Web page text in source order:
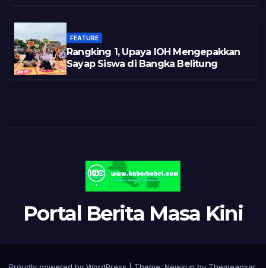
FEATURE
Rangking 1, Upaya IOH Mengepakkan
Sayap Siswa di Bangka Belitung
Portal Berita Masa Kini